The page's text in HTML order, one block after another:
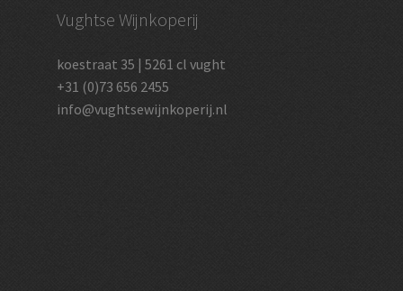
Vughtse Wijnkoperij
koestraat 35 | 5261 cl vught
+31 (0)73 656 2455
info@vughtsewijnkoperij.nl